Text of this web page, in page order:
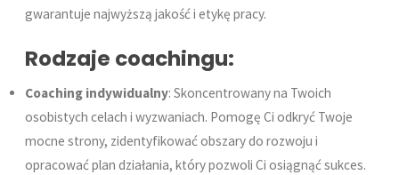
gwarantuje najwyższą jakość i etykę pracy.
Rodzaje coachingu:
Coaching indywidualny: Skoncentrowany na Twoich
osobistych celach i wyzwaniach. Pomogę Ci odkryć Twoje
mocne strony, zidentyfikować obszary do rozwoju i
opracować plan działania, który pozwoli Ci osiągnąć sukces.